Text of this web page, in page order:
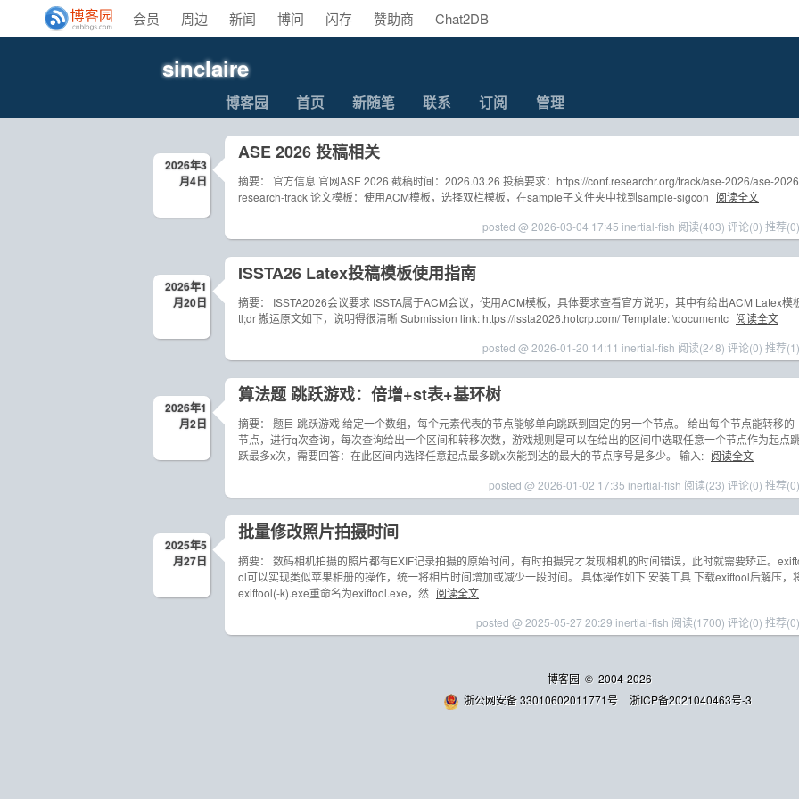
会员 周边 新闻 博问 闪存 赞助商 Chat2DB
sinclaire
博客园 首页 新随笔 联系 订阅 管理
2026年3
月4日
ASE 2026 投稿相关
摘要： 官方信息 官网ASE 2026 截稿时间：2026.03.26 投稿要求：https://conf.researchr.org/track/ase-2026/ase-
research-track 论文模板：使用ACM模板，选择双栏模板，在sample子文件夹中找到sample-sigcon 阅读全文
posted @ 2026-03-04 17:45 inertial-fish 阅读(403) 评论(0) 推荐(0)
2026年1
月20日
ISSTA26 Latex投稿模板使用指南
摘要： ISSTA2026会议要求 ISSTA属于ACM会议，使用ACM模板，具体要求查看官方说明，其中有给出ACM Latex模
tl;dr 搬运原文如下，说明得很清晰 Submission link: https://issta2026.hotcrp.com/ Template: \documentc 阅读全文
posted @ 2026-01-20 14:11 inertial-fish 阅读(248) 评论(0) 推荐(1)
2026年1
月2日
算法题 跳跃游戏：倍增+st表+基环树
摘要： 题目 跳跃游戏 给定一个数组，每个元素代表的节点能够单向跳跃到固定的另一个节点。 给出每个节点能转移的
节点，进行q次查询，每次查询给出一个区间和转移次数，游戏规则是可以在给出的区间中选取任意一个节点作为起点
跃最多x次，需要回答：在此区间内选择任意起点最多跳x次能到达的最大的节点序号是多少。 输入: 阅读全文
posted @ 2026-01-02 17:35 inertial-fish 阅读(23) 评论(0) 推荐(0)
2025年5
月27日
批量修改照片拍摄时间
摘要： 数码相机拍摄的照片都有EXIF记录拍摄的原始时间，有时拍摄完才发现相机的时间错误，此时就需要矫正。
ol可以实现类似苹果相册的操作，统一将相片时间增加或减少一段时间。 具体操作如下 安装工具 下载exiftool后解压，
exiftool(-k).exe重命名为exiftool.exe，然 阅读全文
posted @ 2025-05-27 20:29 inertial-fish 阅读(1700) 评论(0) 推荐(0)
博客园 © 2004-2026
浙公网安备 33010602011771号
浙ICP备2021040463号-3